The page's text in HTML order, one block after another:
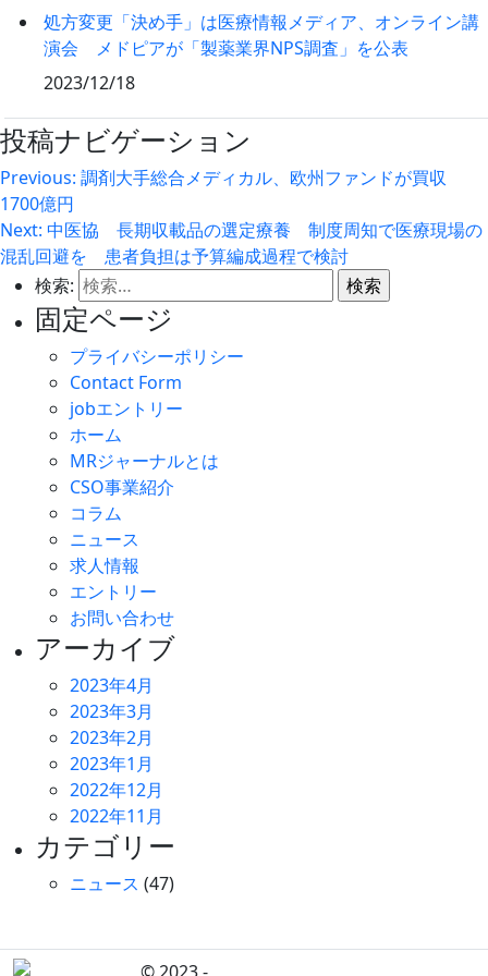
処方変更「決め手」は医療情報メディア、オンライン講
演会 メドピアが「製薬業界NPS調査」を公表
2023/12/18
投稿ナビゲーション
Previous: 調剤大手総合メディカル、欧州ファンドが買収
1700億円
Next: 中医協 長期収載品の選定療養 制度周知で医療現場の
混乱回避を 患者負担は予算編成過程で検討
検索:
固定ページ
プライバシーポリシー
Contact Form
jobエントリー
ホーム
MRジャーナルとは
CSO事業紹介
コラム
ニュース
求人情報
エントリー
お問い合わせ
アーカイブ
2023年4月
2023年3月
2023年2月
2023年1月
2022年12月
2022年11月
カテゴリー
ニュース (47)